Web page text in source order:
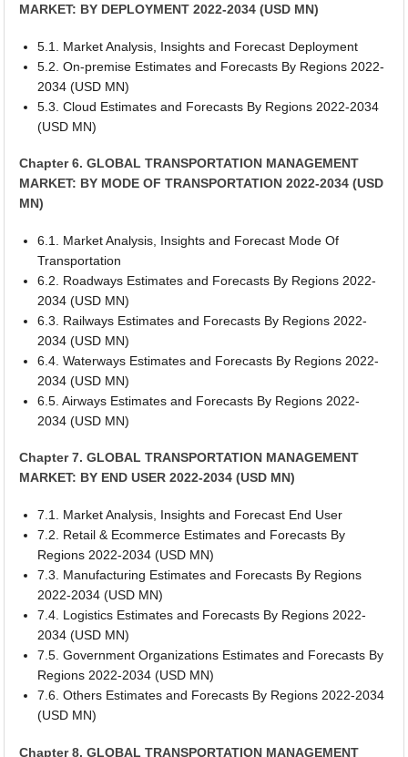
MARKET: BY DEPLOYMENT 2022-2034 (USD MN)
5.1. Market Analysis, Insights and Forecast Deployment
5.2. On-premise Estimates and Forecasts By Regions 2022-
2034 (USD MN)
5.3. Cloud Estimates and Forecasts By Regions 2022-2034
(USD MN)
Chapter 6. GLOBAL TRANSPORTATION MANAGEMENT
MARKET: BY MODE OF TRANSPORTATION 2022-2034 (USD
MN)
6.1. Market Analysis, Insights and Forecast Mode Of
Transportation
6.2. Roadways Estimates and Forecasts By Regions 2022-
2034 (USD MN)
6.3. Railways Estimates and Forecasts By Regions 2022-
2034 (USD MN)
6.4. Waterways Estimates and Forecasts By Regions 2022-
2034 (USD MN)
6.5. Airways Estimates and Forecasts By Regions 2022-
2034 (USD MN)
Chapter 7. GLOBAL TRANSPORTATION MANAGEMENT
MARKET: BY END USER 2022-2034 (USD MN)
7.1. Market Analysis, Insights and Forecast End User
7.2. Retail & Ecommerce Estimates and Forecasts By
Regions 2022-2034 (USD MN)
7.3. Manufacturing Estimates and Forecasts By Regions
2022-2034 (USD MN)
7.4. Logistics Estimates and Forecasts By Regions 2022-
2034 (USD MN)
7.5. Government Organizations Estimates and Forecasts By
Regions 2022-2034 (USD MN)
7.6. Others Estimates and Forecasts By Regions 2022-2034
(USD MN)
Chapter 8. GLOBAL TRANSPORTATION MANAGEMENT